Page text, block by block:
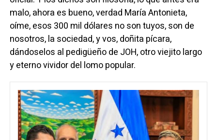
malo, ahora es bueno, verdad María Antonieta,
oíme, esos 300 mil dólares no son tuyos, son de
nosotros, la sociedad, y vos, doñita pícara,
dándoselos al pedigüeño de JOH, otro viejito largo
y eterno vividor del lomo popular.